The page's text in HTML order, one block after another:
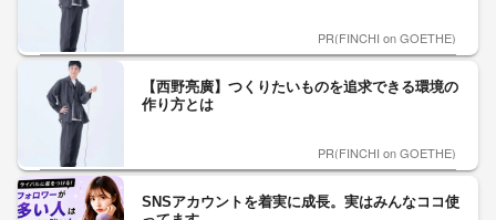
PR(FINCHI on GOETHE)
【西野亮廣】つくりたいものを追求できる環境の
作り方とは
PR(FINCHI on GOETHE)
SNSアカウントを着実に成長。実はみんなココ使